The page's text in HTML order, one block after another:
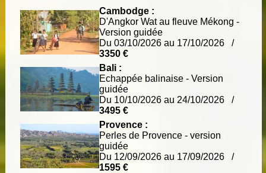
Cambodge :
D'Angkor Wat au fleuve Mékong -
Version guidée
Du 03/10/2026 au 17/10/2026 /
3350 €
Bali :
Echappée balinaise - Version
guidée
Du 10/10/2026 au 24/10/2026 /
3495 €
Provence :
Perles de Provence - version
guidée
Du 12/09/2026 au 17/09/2026 /
1595 €